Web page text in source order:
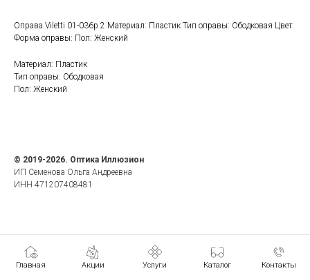
Главная Акции Услуги Каталог Контакты
Оправа Viletti 01-036p 2 Материал: Пластик Тип оправы: Ободковая Цвет:
Форма оправы: Пол: Женский
Материал: Пластик
Тип оправы: Ободковая
Пол: Женский
© 2019-2026. Оптика Иллюзион
ИП Семенова Ольга Андреевна
ИНН 471207408481